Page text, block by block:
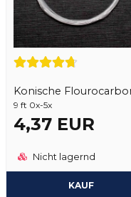
9 ft 0x-5x
4,37 EUR
Nicht lagernd
KAUF